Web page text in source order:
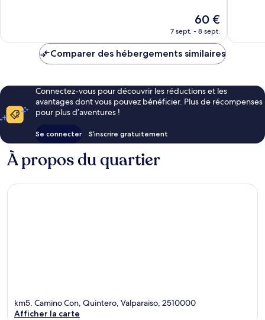
Le
nouveau
est
de
60 €
7 sept. - 8 sept.
Comparer des hébergements similaires
Connectez-vous pour découvrir les réductions et les
avantages dont vous pouvez bénéficier. Plus de récompenses
pour plus d’aventures !
Se connecter S’inscrire gratuitement
À propos du quartier
km5. Camino Con, Quintero, Valparaiso, 2510000
Afficher la carte